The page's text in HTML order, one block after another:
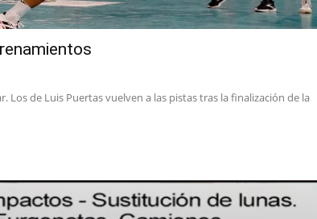
Los de Luis Puertas vuelven a las pistas tras la finalización de la